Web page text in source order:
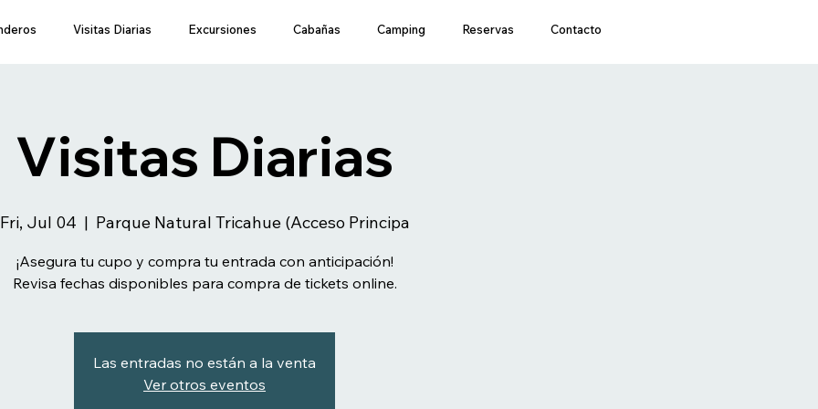
Visitas Diarias Excursiones Cabañas Camping Reservas Contacto
Visitas Diarias
Fri, Jul 04
  |
Parque Natural Tricahue (Acceso Principa
¡Asegura tu cupo y compra tu entrada con anticipación!
Revisa fechas disponibles para compra de tickets online.
Las entradas no están a la venta
Ver otros eventos